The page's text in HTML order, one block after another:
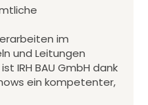
im
und Leitungen
IRH BAU GmbH dank
ein kompetenter,